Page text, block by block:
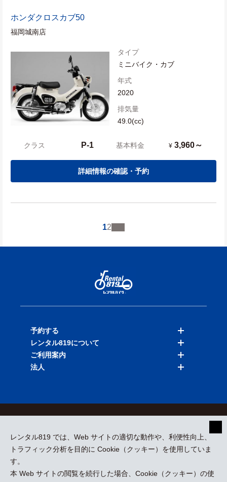
ホンダクロスカブ50
福岡城南店
タイプ
ミニバイク・カブ
年式
2020
排気量
49.0(cc)
クラス P-1 基本料金 ¥ 3,960～
詳細情報の確認・予約
12
レンタル819 では、Web サイトの適切な動作や、利便性向上、
トラフィック分析を目的に Cookie（クッキー）を使用していま
す。
本 Web サイトの閲覧を続行した場合、Cookie（クッキー）の使
予約する
バイクを探す
店舗を探す
レンタル819について
料金表
ご利用案内
法人
採用情報
プレスリリース
kizuki Rental Service © All Rights Reserved.